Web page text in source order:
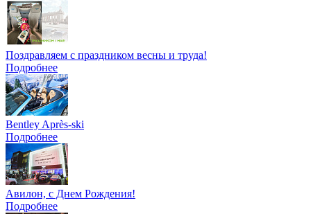
Поздравляем с праздником весны и труда!
Подробнее
Bentley Après-ski
Подробнее
Авилон, с Днем Рождения!
Подробнее